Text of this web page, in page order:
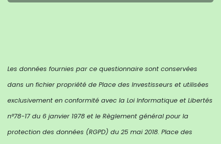
Les données fournies par ce questionnaire sont conservées
dans un fichier propriété de Place des Investisseurs et utilisées
exclusivement en conformité avec la Loi Informatique et Libertés
n°78-17 du 6 janvier 1978 et le Règlement général pour la
protection des données (RGPD) du 25 mai 2018. Place des